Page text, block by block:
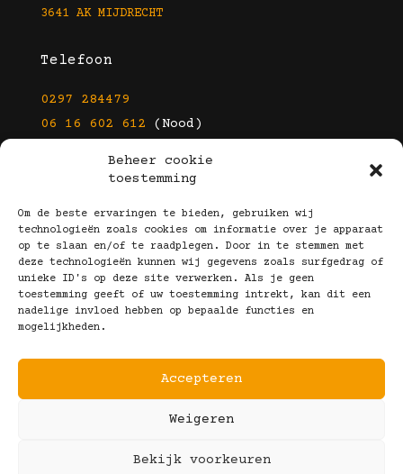
Beheer cookie
toestemming
Om de beste ervaringen te bieden, gebruiken wij
technologieën zoals cookies om informatie over je apparaat
op te slaan en/of te raadplegen. Door in te stemmen met
deze technologieën kunnen wij gegevens zoals surfgedrag of
unieke ID's op deze site verwerken. Als je geen
toestemming geeft of uw toestemming intrekt, kan dit een
nadelige invloed hebben op bepaalde functies en
mogelijkheden.
Accepteren
Weigeren
Bekijk voorkeuren
3641 AK MIJDRECHT
Telefoon
0297 284479
06 16 602 612 (Nood)
info@kootbrillen.nl
Volg Ons!
Copyright © 2025 Koot Brillen
Algemene Voorwaarden